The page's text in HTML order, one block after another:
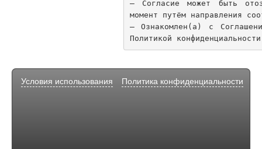
— Согласие может быть
момент путём направления
— Ознакомлен(а) с
Условия использования Политика конфиденциальности